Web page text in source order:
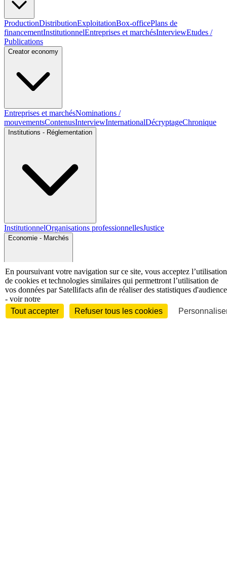
ProductionDistributionExploitationBox-officePlans de
financementInstitutionnelEntreprises et marchésInterviewEtudes /
Publications
Creator economy
Entreprises et marchésNominations /
mouvementsContenusInterviewInternationalDécryptageChronique
Institutions - Réglementation
InstitutionnelOrganisations professionnellesJustice
Economie - Marchés
Entreprises et marchésTélécomsTechnologiesIndustries
techniquesDiversifications
En poursuivant votre navigation sur ce site, vous acceptez l’utilisation
de cookies et technologies similaires qui permettront l’utilisation de
vos données par Satellifacts afin de réaliser des statistiques d'audience
- voir notre
Tout accepter
Refuser tous les cookies